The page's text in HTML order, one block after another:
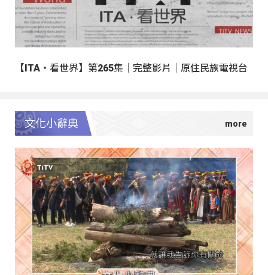
【ITA・看世界】第265集｜完整影片｜原住民族電視台
文化小辭典